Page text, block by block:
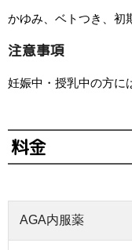
かゆみ、ベトつき、初
注意事項
妊娠中・授乳中の方に
料金
AGA内服薬